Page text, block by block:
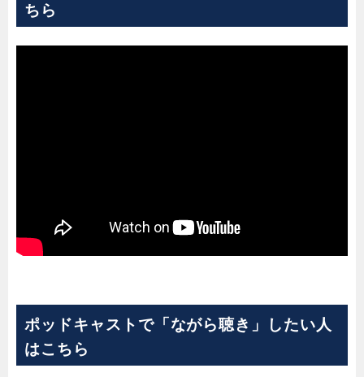
ちら
ポッドキャストで「ながら聴き」したい人
はこちら